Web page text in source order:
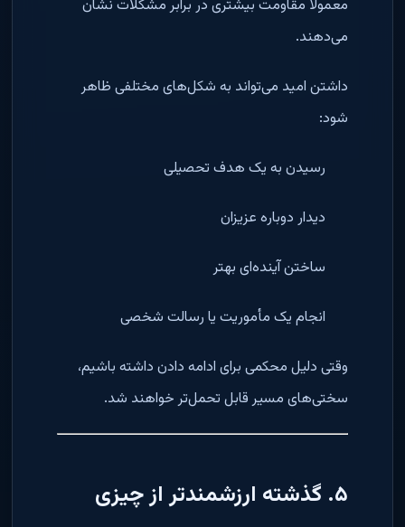
معمولاً مقاومت بیشتری در برابر مشکلات نشان
می‌دهند.
داشتن امید می‌تواند به شکل‌های مختلفی ظاهر
شود:
رسیدن به یک هدف تحصیلی
دیدار دوباره عزیزان
ساختن آینده‌ای بهتر
انجام یک مأموریت یا رسالت شخصی
وقتی دلیل محکمی برای ادامه دادن داشته باشیم،
سختی‌های مسیر قابل تحمل‌تر خواهند شد.
۵. گذشته ارزشمندتر از چیزی